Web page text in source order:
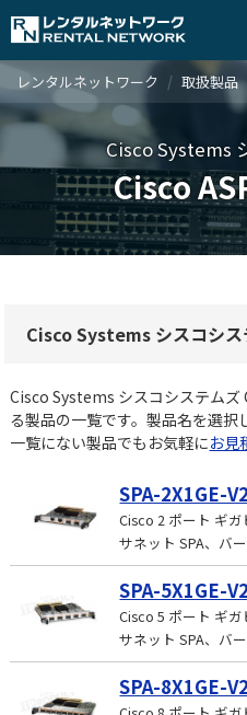
レンタルネットワーク 取扱製品
Cisco Systems
Cisco
Cisco Systems シスコシ
Cisco Systems シスコシステム
る製品の一覧です。製品名を選択
一覧にない製品でもお気軽にお見
SPA-2X1GE-V2
Cisco 2 ポート ギガ
サネット SPA、バ
SPA-5X1GE-V2
Cisco 5 ポート ギガ
サネット SPA、バ
SPA-8X1GE-V2